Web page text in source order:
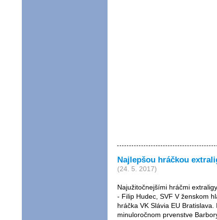
Najlepšou hráčkou
(24. 5. 2017)
Najužitočnejšími hráčmi
- Filip Hudec, SVF V ženskom
hráčka VK Slávia EU
minuloročnom prvenstve